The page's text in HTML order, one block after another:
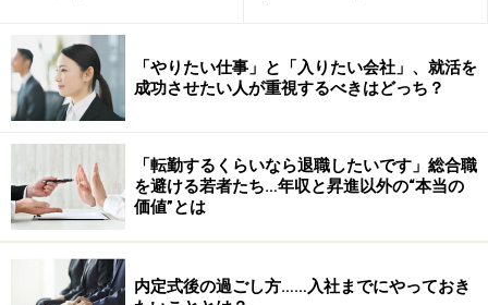
象となる学生をざっくりと絞り込む必要がある。
よっても異なるが、多くの企業は基本的なコミュニケー
ション力があるか、より深く聞いてみたいと思える学生
時代に力を入れた経験（ガクチカ）があるかなどで合格
かを判断する。面接しなければいけない人数も多いの
で、短い時間でのオンライン面談や3人以上の集団面接
などの手法で「浅く広く」学生を選考していく。
そういう意味では、1次面接に合格した学生は「最低限
「やりたい仕事」と「入りたい会社」、就活を
成功させたい人が重視するべきはどっち？
「転勤するくらいなら退職したいです」総合職
を避ける若者たち…年収と昇進以外の“本当の
価値”とは
内定式後の過ごし方……入社までにやっておき